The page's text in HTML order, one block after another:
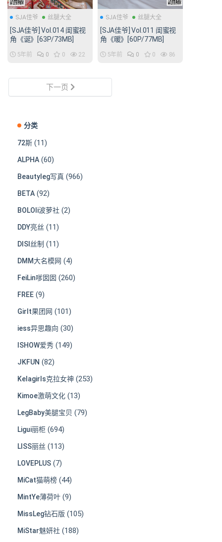
SJA佳爷 丝腿大全
[SJA佳爷] Vol.014 闺蜜视
角《诞》[63P/73MB]
5年前 0 0 22
SJA佳爷 丝腿大全
[SJA佳爷] Vol.011 闺蜜视
角《暖》[60P/77MB]
5年前 0 0 86
下一页
分类
72斯 (11)
ALPHA (60)
Beautyleg写真 (966)
BETA (92)
BOLOli波萝社 (2)
DDY亮丝 (11)
DISI丝制 (11)
DMM大名模网 (4)
FeiLin嗲囡囡 (260)
FREE (9)
Girlt果团网 (101)
iess异思趣向 (30)
ISHOW爱秀 (149)
JKFUN (82)
Kelagirls克拉女神 (253)
Kimoe激萌文化 (13)
LegBaby美腿宝贝 (79)
Ligui丽柜 (694)
LISS丽丝 (113)
LOVEPLUS (7)
MiCat猫萌榜 (44)
MintYe薄荷叶 (9)
MissLeg钻石版 (105)
MiStar魅妍社 (188)